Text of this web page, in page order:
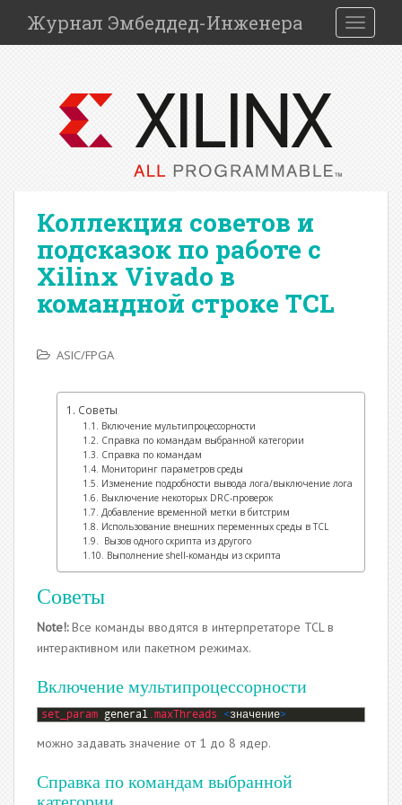
i
Журнал Эмбеддед-Инженера
Коллекция советов и
подсказок по работе с
Xilinx Vivado в
командной строке TCL
ASIC/FPGA
Советы
Включение мультипроцессорности
Справка по командам выбранной категории
Справка по командам
Мониторинг параметров среды
Изменение подробности вывода лога/выключение лога
Выключение некоторых DRC-проверок
Добавление временной метки в битстрим
Использование внешних переменных среды в TCL
Вызов одного скрипта из другого
Выполнение shell-команды из скрипта
Советы
Note!:Все команды вводятся в интерпретаторе TCL в
интерактивном или пакетном режимах.
Включение мультипроцессорности
set_param general.maxThreads <значение>
можно задавать значение от 1 до 8 ядер.
Справка по командам выбранной